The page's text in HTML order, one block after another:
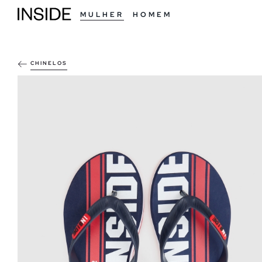
MULHER HOMEM
CHINELOS